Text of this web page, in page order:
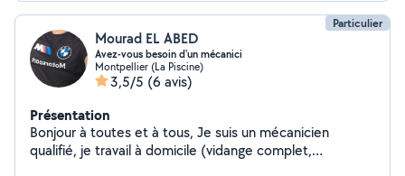
Particulier
Mourad EL ABED
Avez-vous besoin d'un mécanici
Montpellier (La Piscine)
3,5/5 (6 avis)
Présentation
Bonjour à toutes et à tous, Je suis un mécanicien
qualifié, je travail à domicile (vidange complet,